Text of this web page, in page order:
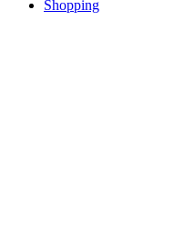
Shopping